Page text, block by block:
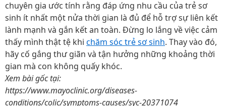
chuyên gia ước tính rằng đáp ứng nhu cầu của trẻ sơ
sinh ít nhất một nửa thời gian là đủ để hỗ trợ sự liên kết
lành mạnh và gắn kết an toàn. Đừng lo lắng về việc cảm
thấy mình thật tệ khi chăm sóc trẻ sơ sinh. Thay vào đó,
hãy cố gắng thư giãn và tận hưởng những khoảng thời
gian mà con không quấy khóc.
Xem bài gốc tại:
https://www.mayoclinic.org/diseases-
conditions/colic/symptoms-causes/syc-20371074